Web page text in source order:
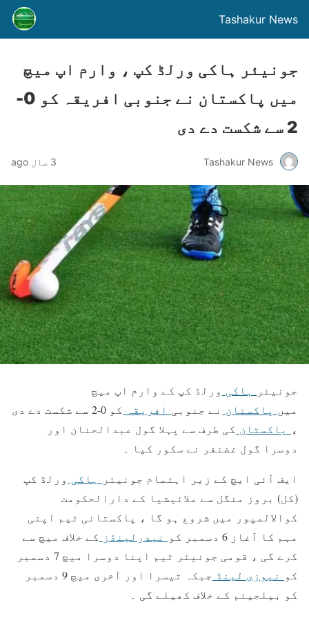
Tashakur News
جونیئر ہاکی ورلڈ کپ ، وارم اپ میچ
میں پاکستان نے جنوبی افریقہ کو 0-
2 سے شکست دے دی
Tashakur News 3 سال ago
جونیئر ہاکی ورلڈ کپ کے وارم اپ میچ
میں پاکستان نے جنوبی افریقہ
کو 0-2 سے شکست دے دی
،
پاکستان کی طرف سے پہلا گول عبدالحنان اور
دوسرا گول غضنفر نے سکور کیا ۔
ایف آئی ایچ کے زیر اہتمام جونیئر ہاکی ورلڈ کپ
(کل) بروز منگل سے ملائیشیا کے دارالحکومت
کوالالمپور میں شروع ہو گا ، پاکستانی ٹیم اپنی
مہم کا آغاز 6 دسمبر کو
نیدرلینڈز کے خلاف میچ سے
کرے گی ، قومی جونیئر ٹیم اپنا دوسرا میچ 7 دسمبر
کو نیوزی لینڈ
جبکہ تیسرا اور آخری میچ 9 دسمبر
کو بیلجیئم کے خلاف کھیلے گی ۔